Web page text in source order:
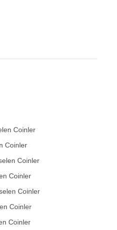
Coinler
Coinler
Coinler
Coinler
Coinler
Coinler
Coinler